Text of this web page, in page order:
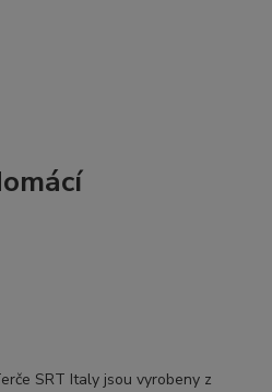
SRT Italy jsou vyrobeny z